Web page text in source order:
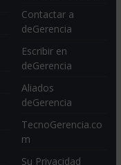
Contactar a
deGerencia
Escribir en
deGerencia
Aliados
deGerencia
TecnoGerencia.co
m
Su Privacidad